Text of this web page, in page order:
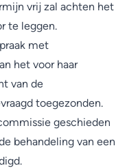
vrij zal achten het
te leggen.
met
het voor haar
van de
toegezonden.
geschieden
behandeling van een